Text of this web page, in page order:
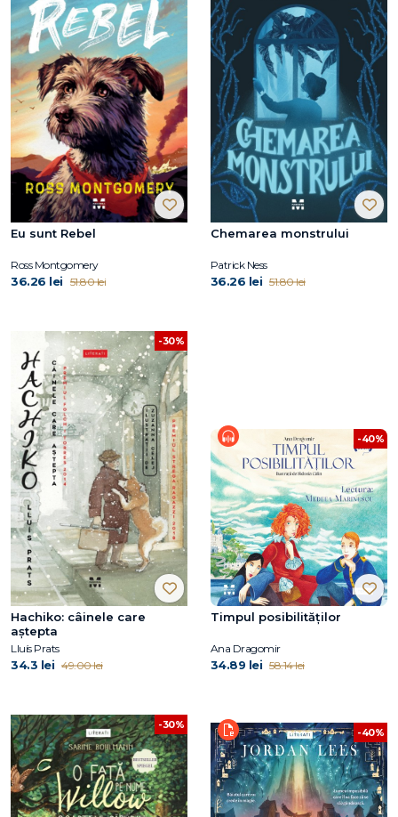
Eu sunt Rebel
Ross Montgomery
36.26 lei 51.80 lei
Chemarea monstrului
Patrick Ness
36.26 lei 51.80 lei
-30%
Hachiko: câinele care
aştepta
Lluís Prats
34.3 lei 49.00 lei
-40%
Timpul posibilităților
Ana Dragomir
34.89 lei 58.14 lei
-30%
-40%